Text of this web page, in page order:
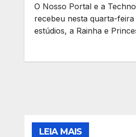
O Nosso Portal e a
recebeu nesta quarta-
estúdios, a Rainha e
LEIA MAIS